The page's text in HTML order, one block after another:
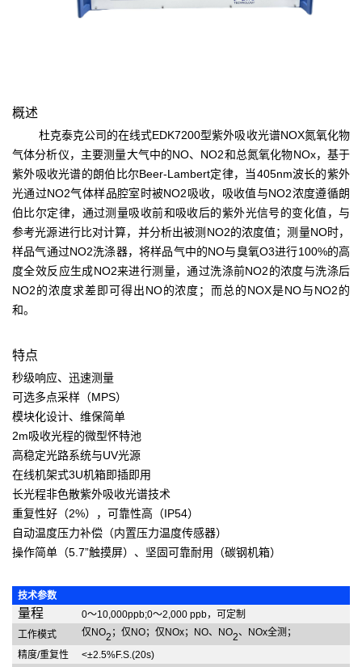
概述
杜克泰克公司的在线式EDK7200型紫外吸收光谱NOX氮氧化物
气体分析仪，主要测量大气中的NO、NO2和总氮氧化物NOx，基于
紫外吸收光谱的朗伯比尔Beer-Lambert定律，当405nm波长的紫外
光通过NO2气体样品腔室时被NO2吸收，吸收值与NO2浓度遵循朗
伯比尔定律，通过测量吸收前和吸收后的紫外光信号的变化值，与
参考光源进行比对计算，并分析出被测NO2的浓度值；测量NO时，
样品气通过NO2洗涤器，将样品气中的NO与臭氧O3进行100%的高
度全效反应生成NO2来进行测量，通过洗涤前NO2的浓度与洗涤后
NO2的浓度求差即可得出NO的浓度；而总的NOX是NO与NO2的
和。
特点
秒级响应、迅速测量
可选多点采样（MPS）
模块化设计、维保简单
2m吸收光程的微型怀特池
高稳定光路系统与UV光源
在线机架式3U机箱即插即用
长光程非色散紫外吸收光谱技术
重复性好（2%），可靠性高（IP54）
自动温度压力补偿（内置压力温度传感器）
操作简单（5.7”触摸屏）、坚固可靠耐用（碳钢机箱）
技术参数
量程
0～10,000ppb;0～2,000 ppb，可定制
工作模式
仅NO2 ；仅NO；仅NOx；NO、NO2、NOx全测；
精度/重复性
<±2.5%F.S.(20s)